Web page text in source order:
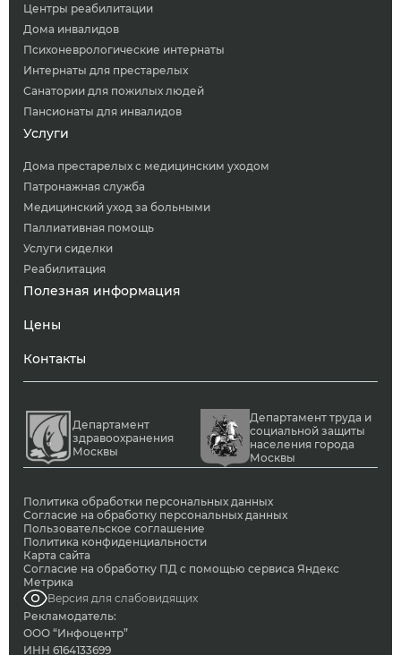
Центры реабилитации
Дома инвалидов
Психоневрологические интернаты
Интернаты для престарелых
Санатории для пожилых людей
Пансионаты для инвалидов
Услуги
Дома престарелых с медицинским уходом
Патронажная служба
Медицинский уход за больными
Паллиативная помощь
Услуги сиделки
Реабилитация
Полезная информация
Цены
Контакты
Департамент
здравоохранения
Москвы
Департамент труда и
социальной защиты
населения города
Москвы
Политика обработки персональных данных
Согласие на обработку персональных данных
Пользовательское соглашение
Политика конфиденциальности
Карта сайта
Согласие на обработку ПД с помощью сервиса Яндекс
Метрика
Версия для слабовидящих
Рекламодатель:
ООО “Инфоцентр”
ИНН 6164133699